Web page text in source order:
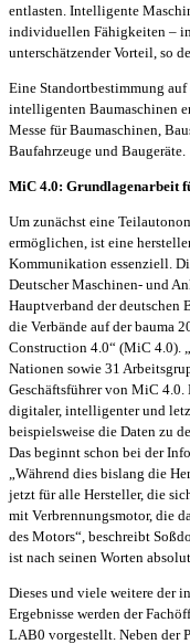
entlasten. Intelligente
individuellen Fähigkeiten –
unterschätzender Vorteil, so
Eine Standortbestimmung
intelligenten Baumaschinen
Messe für Baumaschinen,
Baufahrzeuge und Baugeräte.
MiC 4.0: Grundlagenarbeit
Um zunächst eine
ermöglichen, ist eine
Kommunikation essenziell.
Deutscher Maschinen- und
Hauptverband der deutschen
die Verbände auf der bauma
Construction 4.0“ (MiC 4.0).
Nationen sowie 31
Geschäftsführer von MiC
digitaler, intelligenter und
beispielsweise die Daten zu
Das beginnt schon bei der
„Während dies bislang die
jetzt für alle Hersteller, die
mit Verbrennungsmotor, die
des Motors“, beschreibt
ist nach seinen Worten
Dieses und viele weitere der
Ergebnisse werden der
LAB0 vorgestellt. Neben der